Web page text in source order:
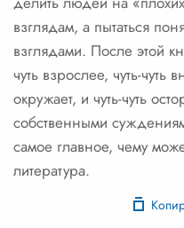
взглядам, а пытаться
взглядами. После этой
чуть взрослее, чуть-чуть
окружает, и чуть-чуть
собственными
самое главное, чему
литература.